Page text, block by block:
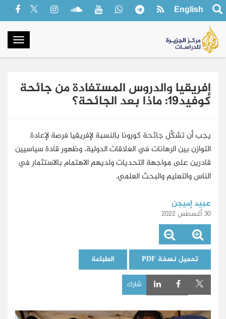
English
إفريقيا والدروس المستفادة من جائحة
كوفيد19: ماذا بعد الجائحة؟
يجب أن تشكِّل جائحة كورونا بالنسبة لإفريقيا فرصة لإعادة
التوازن بين الرهانات في العلاقات الدولية، وظهور قادة سياسيين
قادرين على مواجهة التحديات ولديهم الاهتمام بالاستثمار في
الناس والتعليم والبحث العلمي.
عبيد إميجن
30 أغسطس 2022
تحميل نسخة PDF الطباعة
شارك